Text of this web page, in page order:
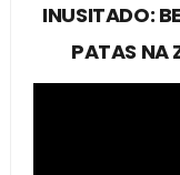
INUSITADO:
PATAS NA